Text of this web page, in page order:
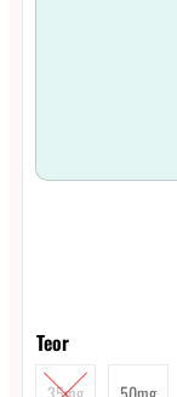
Teor